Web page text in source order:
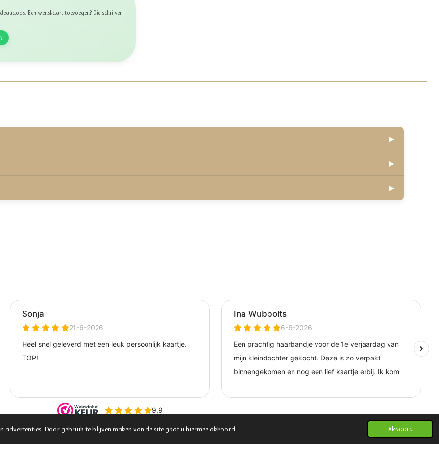
Door gebruik te blijven maken van de site gaat u hiermee akkoord. Akkoord
Een wenskaart toevoegen? Die schrijven
▶
▶
▶